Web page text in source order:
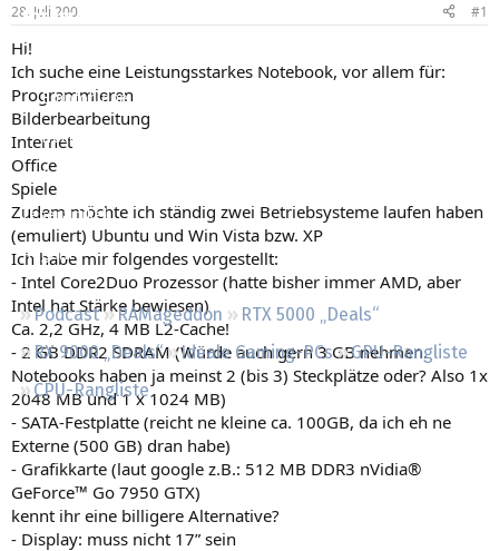
Forum
Aktuelles
Empfohlene Inhalte
Neue Beiträge
Neueste Aktivitäten
Leserartikel
Regeln
Podcast RAMageddon
RTX 5000 „Deals“
RX 9000 „Deals“
Ideale Gaming-PCs
GPU-Rangliste
CPU-Rangliste
e
r
t
m
28. Juli 2007 #1
Hi!
Ich suche eine Leistungsstarkes Notebook, vor allem für:
Programmieren
Bilderbearbeitung
Internet
Office
Spiele
Zudem möchte ich ständig zwei Betriebsysteme laufen haben
(emuliert) Ubuntu und Win Vista bzw. XP
Ich habe mir folgendes vorgestellt:
- Intel Core2Duo Prozessor (hatte bisher immer AMD, aber
Intel hat Stärke bewiesen)
Ca. 2,2 GHz, 4 MB L2-Cache!
- 2 GB DDR2 SDRAM (Würde auch gern 3 GB nehmen.
Notebooks haben ja meinst 2 (bis 3) Steckplätze oder? Also 1x
2048 MB und 1 x 1024 MB)
- SATA-Festplatte (reicht ne kleine ca. 100GB, da ich eh ne
Externe (500 GB) dran habe)
- Grafikkarte (laut google z.B.: 512 MB DDR3 nVidia®
GeForce™ Go 7950 GTX)
kennt ihr eine billigere Alternative?
- Display: muss nicht 17” sein